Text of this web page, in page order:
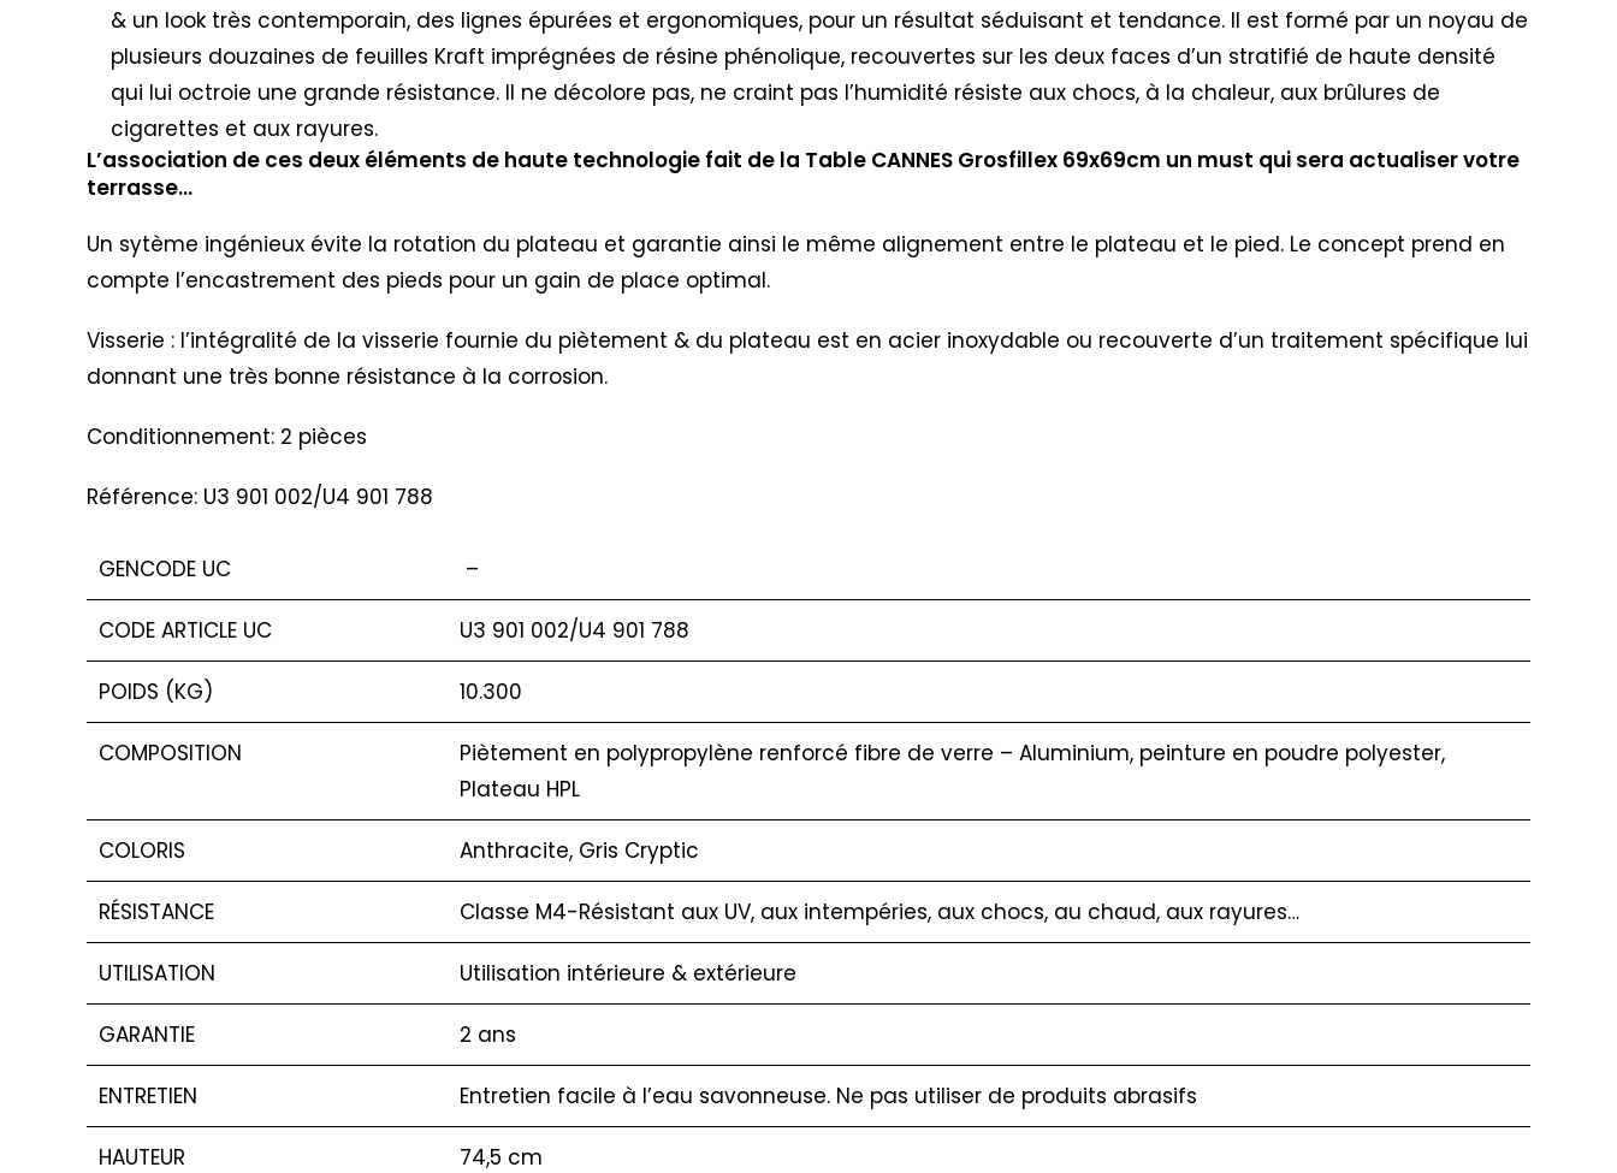
& un look très contemporain, des lignes épurées et ergonomiques, pour un résultat séduisant et tendance. Il est formé par un noyau de
plusieurs douzaines de feuilles Kraft imprégnées de résine phénolique, recouvertes sur les deux faces d’un stratifié de haute densité
qui lui octroie une grande résistance. Il ne décolore pas, ne craint pas l’humidité résiste aux chocs, à la chaleur, aux brûlures de
cigarettes et aux rayures.
L’association de ces deux éléments de haute technologie fait de la Table CANNES Grosfillex 69x69cm un must qui sera actualiser votre
terrasse…
Un sytème ingénieux évite la rotation du plateau et garantie ainsi le même alignement entre le plateau et le pied. Le concept prend en
compte l’encastrement des pieds pour un gain de place optimal.
Visserie : l’intégralité de la visserie fournie du piètement & du plateau est en acier inoxydable ou recouverte d’un traitement spécifique lui
donnant une très bonne résistance à la corrosion.
Conditionnement: 2 pièces
Référence: U3 901 002/U4 901 788
GENCODE UC –
CODE ARTICLE UC U3 901 002/U4 901 788
POIDS (KG) 10.300
COMPOSITION
Piètement en polypropylène renforcé fibre de verre – Aluminium, peinture en poudre polyester,
Plateau HPL
COLORIS Anthracite, Gris Cryptic
RÉSISTANCE Classe M4-Résistant aux UV, aux intempéries, aux chocs, au chaud, aux rayures…
UTILISATION Utilisation intérieure & extérieure
GARANTIE 2 ans
ENTRETIEN Entretien facile à l’eau savonneuse. Ne pas utiliser de produits abrasifs
HAUTEUR 74,5 cm